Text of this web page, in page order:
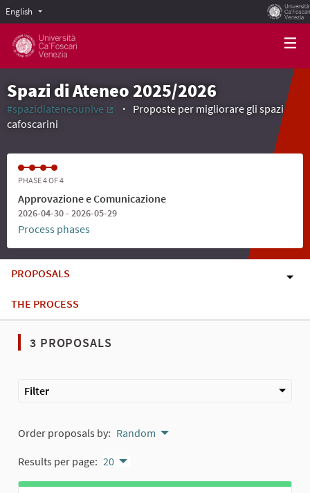
English Scegli la lingua
Spazi di Ateneo 2025/2026
#spazidiateneounive
Proposte per migliorare gli spazi
cafoscarini
PHASE 4 OF 4
Approvazione e Comunicazione
2026-04-30 - 2026-05-29
Process phases
PROPOSALS
THE PROCESS
3 PROPOSALS
Filter
Order proposals by: Random
Results per page: 20